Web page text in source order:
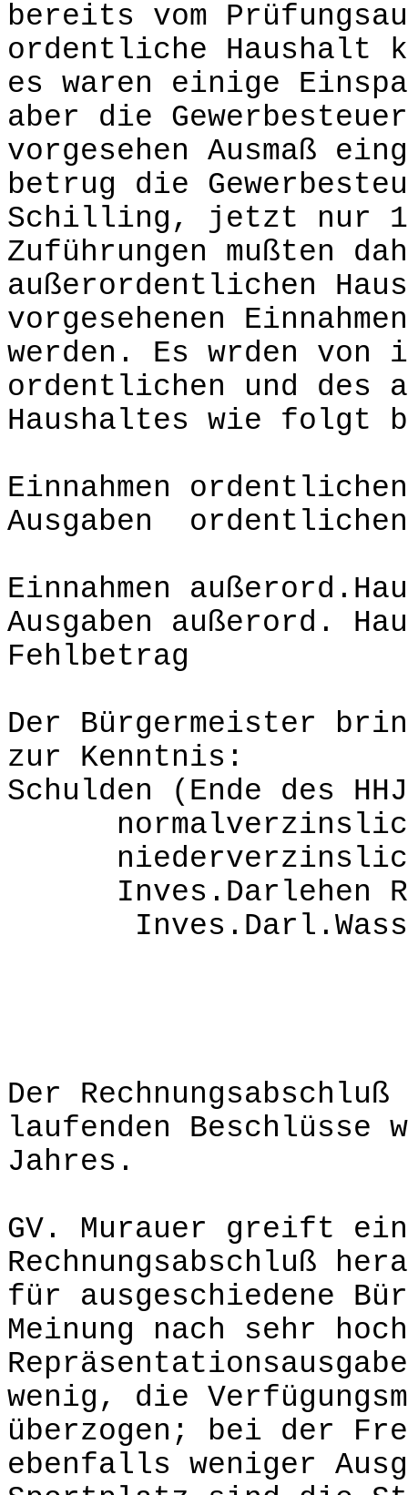
bereits vom
ordentliche Haushalt
es waren einige
aber die
vorgesehen Ausmaß
betrug die
Schilling, jetzt nur
Zuführungen mußten
außerordentlichen
vorgesehenen
werden. Es wrden von
ordentlichen und des
Haushaltes wie folgt
Einnahmen
Ausgaben
Einnahmen
Ausgaben
Fehlbetrag
Der Bürgermeister
zur Kenntnis:
Schulden (Ende des
Inves.Darlehen
Der
laufenden Beschlüsse
Jahres.
GV. Murauer greift
Rechnungsabschluß
für ausgeschiedene
Meinung nach sehr
wenig, die
überzogen; bei der
ebenfalls weniger